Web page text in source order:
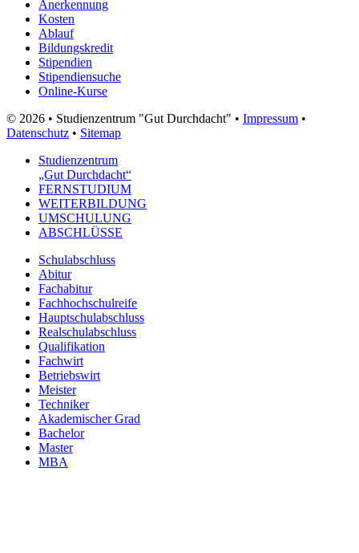
Anerkennung
Kosten
Ablauf
Bildungskredit
Stipendien
Stipendiensuche
Online-Kurse
© 2026 • Studienzentrum "Gut Durchdacht" • Impressum •
Datenschutz • Sitemap
Studienzentrum
„Gut Durchdacht“
FERNSTUDIUM
WEITERBILDUNG
UMSCHULUNG
ABSCHLÜSSE
Schulabschluss
Abitur
Fachabitur
Fachhochschulreife
Hauptschulabschluss
Realschulabschluss
Qualifikation
Fachwirt
Betriebswirt
Meister
Techniker
Akademischer Grad
Bachelor
Master
MBA